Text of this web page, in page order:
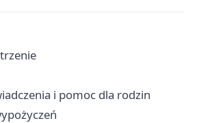
i pomoc dla rodzin